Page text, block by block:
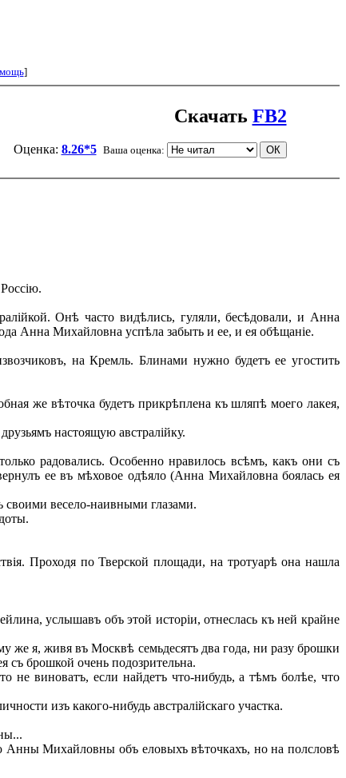
]
Скачать FB2
Оценка: 8.26*5 Ваша оценка:
Онѣ часто видѣлись, гуляли, бесѣдовали, и Анна
Анна Михайловна успѣла забыть и ее, и ея обѣщаніе.
на Кремль. Блинами нужно будетъ ее угостить
же вѣточка будетъ прикрѣплена къ шляпѣ моего лакея,
настоящую австралійку.
радовались. Особенно нравилось всѣмъ, какъ они съ
ее въ мѣховое одѣяло (Анна Михайловна боялась ея
своими весело-наивными глазами.
Проходя по Тверской площади, на тротуарѣ она нашла
услышавъ объ этой исторіи, отнеслась къ ней крайне
же я, живя въ Москвѣ семьдесятъ два года, ни разу брошки
съ брошкой очень подозрительна.
не виноватъ, если найдетъ что-нибудь, а тѣмъ болѣе, что
изъ какого-нибудь австралійскаго участка.
Анны Михайловны объ еловыхъ вѣточкахъ, но на полсловѣ